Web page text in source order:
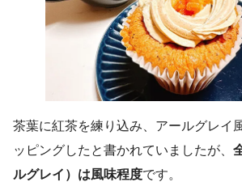
茶葉に紅茶を練り込み、アールグレイ
ッピングしたと書かれていましたが、
ルグレイ）は風味程度です。